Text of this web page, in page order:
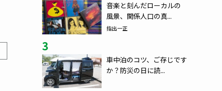
音楽と刻んだローカルの
風景、関係人口の真...
指出一正
3
車中泊のコツ、ご存じです
か？防災の日に読...